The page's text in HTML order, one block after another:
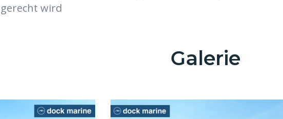
gerecht wird
Galerie